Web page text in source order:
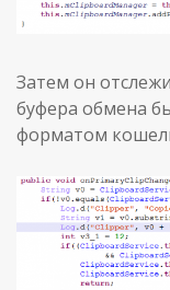
Затем он
буфера обмена
форматом